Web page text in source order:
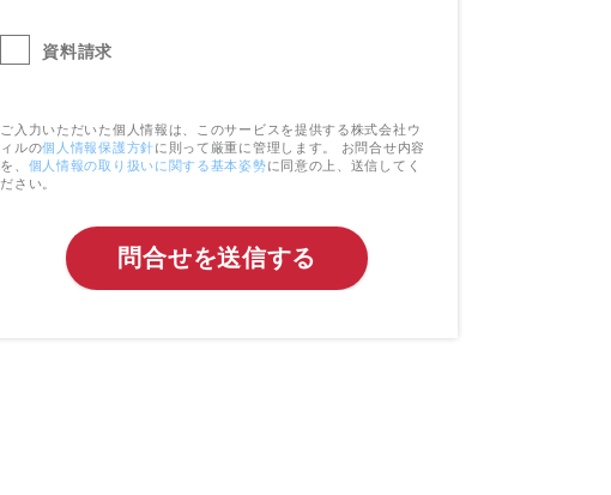
資料請求
ご入力いただいた個人情報は、このサービスを提供する株式会社ウ
ィルの個人情報保護方針に則って厳重に管理します。 お問合せ内容
を、 個人情報の取り扱いに関する基本姿勢に同意の上、送信してく
ださい。
問合せを送信する